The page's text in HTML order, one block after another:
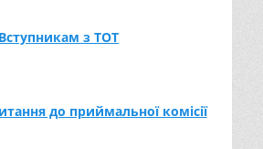
Вступникам з ТОТ
до приймальної комісії